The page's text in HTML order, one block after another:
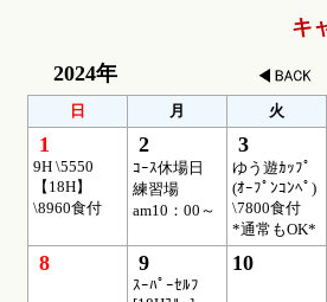
キ
2024年
日 月 火
1
9H \5550
【18H】
\8960食付
2
ｺｰｽ休場日
練習場
am10：00～
3
ゆう遊ｶｯﾌﾟ
(ｵｰﾌﾟﾝｺﾝﾍﾟ)
\7800食付
*通常もOK*
8 9
ｽｰﾊﾟｰｾﾙﾌ
10